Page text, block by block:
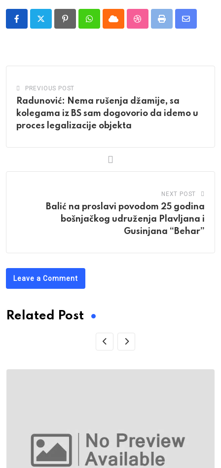
PinterestWhatsappCloud StumbleUpon
Print
Share
PREVIOUS POST
Radunović: Nema rušenja džamije, sa
kolegama iz BS sam dogovorio da idemo u
proces legalizacije objekta
NEXT POST
Balić na proslavi povodom 25 godina
bošnjačkog udruženja Plavljana i
Gusinjana “Behar”
Leave a Comment
Related Post